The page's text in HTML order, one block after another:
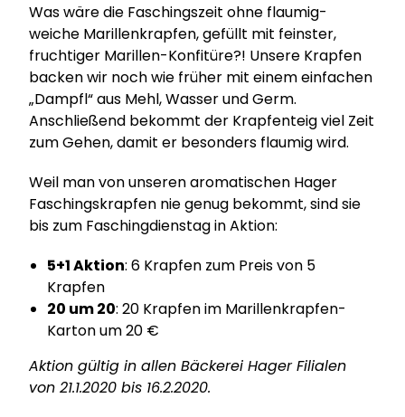
Was wäre die Faschingszeit ohne flaumig-
weiche Marillenkrapfen, gefüllt mit feinster,
fruchtiger Marillen-Konfitüre?! Unsere Krapfen
backen wir noch wie früher mit einem einfachen
„Dampfl“ aus Mehl, Wasser und Germ.
Anschließend bekommt der Krapfenteig viel Zeit
zum Gehen, damit er besonders flaumig wird.
Weil man von unseren aromatischen Hager
Faschingskrapfen nie genug bekommt, sind sie
bis zum Faschingdienstag in Aktion:
5+1 Aktion: 6 Krapfen zum Preis von 5
Krapfen
20 um 20: 20 Krapfen im Marillenkrapfen-
Karton um 20 €
Aktion gültig in allen Bäckerei Hager Filialen
von 21.1.2020 bis 16.2.2020.